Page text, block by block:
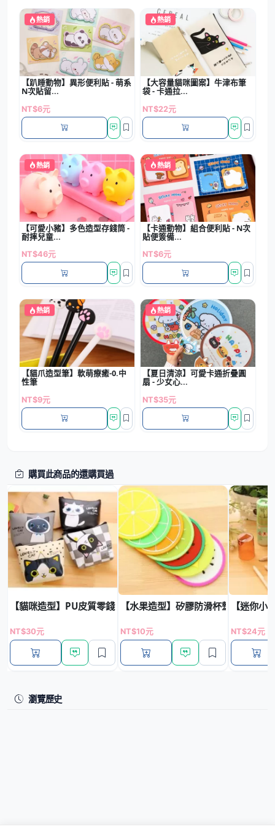
熱銷
【趴睡動物】異形便利貼 - 萌系
N次貼留...
NT$6元
熱銷
【大容量貓咪圖案】牛津布筆
袋 - 卡通拉...
NT$22元
熱銷
【可愛小豬】多色造型存錢筒 -
耐摔兒童...
NT$46元
熱銷
【卡通動物】組合便利貼 - N次
貼便簽備...
NT$6元
熱銷
【貓爪造型筆】軟萌療癒-0.中
性筆
NT$9元
熱銷
【夏日清涼】可愛卡通折疊圓
扇 - 少女心...
NT$35元
購買此商品的還購買過
【貓咪造型】PU皮質零錢包 - 多功能鑰匙小包
NT$30元
【水果造型】矽膠防滑杯墊 - 繽紛創
NT$10元
【迷你
NT$24元
瀏覽歷史